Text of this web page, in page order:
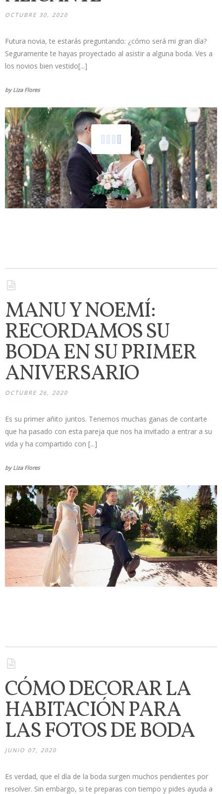
OCTUBRE 30, 2020
Futura novia, te estarás preguntando: ¿cómo será mi gran día?
Seguramente te hayas proyectado al asistir a alguna boda. Ves a
los novios bien vestido[...]
by Liza Flores
MANU Y NOEMÍ:
RECORDAMOS SU
BODA EN SU PRIMER
ANIVERSARIO
OCTUBRE 26, 2020
Es su primer añito juntos. Tenemos muchas ganas de contarte
que ha pasado con esta pareja que nos ha invitado a entrar a su
vida y ha compartido con [...]
by Liza Flores
CÓMO DECORAR LA
HABITACIÓN PARA
LAS FOTOS DE BODA
JUNIO 07, 2020
Es verdad, que el día de la boda surgen muchos pendientes por
resolver. Sin embargo, si te preparas con tiempo y pides ayuda a